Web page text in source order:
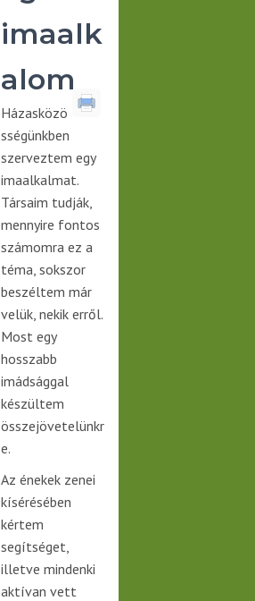
imaalk
alom
Házasközö
sségünkben
szerveztem egy
imaalkalmat.
Társaim tudják,
mennyire fontos
számomra ez a
téma, sokszor
beszéltem már
velük, nekik erről.
Most egy
hosszabb
imádsággal
készültem
összejövetelünkr
e.
Az énekek zenei
kísérésében
kértem
segítséget,
illetve mindenki
aktívan vett